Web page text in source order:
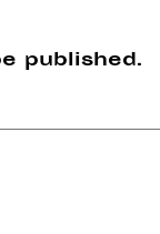
published.